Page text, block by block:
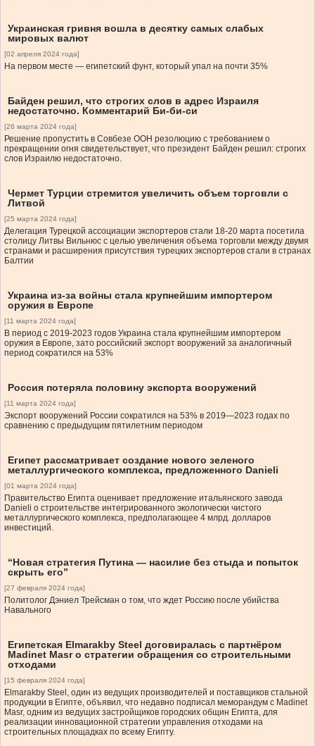
Украинская гривня вошла в десятку самых слабых
мировых валют
[02 апреля 2024 года]
На первом месте — египетский фунт, который упал на почти 35%
Байден решил, что строгих слов в адрес Израиля
недостаточно. Комментарий Би-би-си
[26 марта 2024 года]
Решение пропустить в Совбезе ООН резолюцию с требованием о
прекращении огня свидетельствует, что президент Байден решил: строгих
слов Израилю недостаточно.
Чермет Турции стремится увеличить объем торговли с
Литвой
[25 марта 2024 года]
Делегация Турецкой ассоциации экспортеров стали 18-20 марта посетила
столицу Литвы Вильнюс с целью увеличения объема торговли между двумя
странами и расширения присутствия турецких экспортеров стали в странах
Балтии
Украина из-за войны стала крупнейшим импортером
оружия в Европе
[11 марта 2024 года]
В период с 2019-2023 годов Украина стала крупнейшим импортером
оружия в Европе, зато российский экспорт вооружений за аналогичный
период сократился на 53%
Россия потеряла половину экспорта вооружений
[11 марта 2024 года]
Экспорт вооружений России сократился на 53% в 2019—2023 годах по
сравнению с предыдущим пятилетним периодом
Египет рассматривает создание нового зеленого
металлургического комплекса, предложенного Danieli
[01 марта 2024 года]
Правительство Египта оценивает предложение итальянского завода
Danieli о строительстве интегрированного экологически чистого
металлургического комплекса, предполагающее 4 млрд. долларов
инвестиций.
“Новая стратегия Путина — насилие без стыда и попыток
скрыть его”
[27 февраля 2024 года]
Политолог Дэниел Трейсман о том, что ждет Россию после убийства
Навального
Египетская Elmarakby Steel договиралась с партнёром
Madinet Masr о стратегии обращения со строительными
отходами
[15 февраля 2024 года]
Elmarakby Steel, один из ведущих производителей и поставщиков стальной
продукции в Египте, объявил, что недавно подписал меморандум с Madinet
Masr, одним из ведущих застройщиков городских общин Египта, для
реализации инновационной стратегии управления отходами на
строительных площадках по всему Египту.